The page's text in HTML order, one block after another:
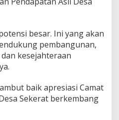
besar. Ini yang akan
pembangunan,
kesejahteraan
baik apresiasi Camat
Sekerat berkembang